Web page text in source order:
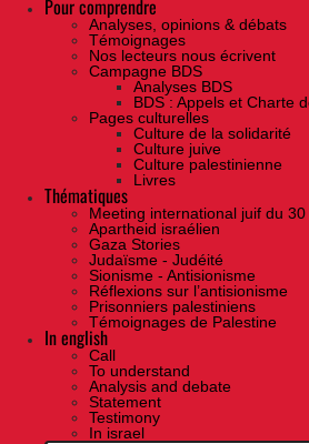
Pour comprendre
Analyses, opinions & débats
Témoignages
Nos lecteurs nous écrivent
Campagne BDS
Analyses BDS
BDS : Appels et Charte
Pages culturelles
Culture de la solidarité
Culture juive
Culture palestinienne
Livres
Thématiques
Meeting international juif du
Apartheid israélien
Gaza Stories
Judaïsme - Judéité
Sionisme - Antisionisme
Réflexions sur l’antisionisme
Prisonniers palestiniens
Témoignages de Palestine
In english
Call
To understand
Analysis and debate
Statement
Testimony
In israel